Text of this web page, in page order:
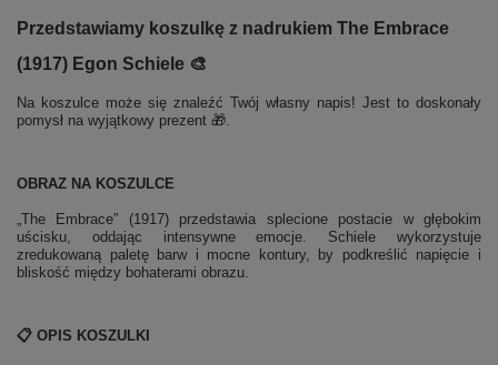
Przedstawiamy koszulkę z nadrukiem The Embrace
(1917) Egon Schiele 🎨
Na koszulce może się znaleźć Twój własny napis! Jest to doskonały
pomysł na wyjątkowy prezent 🎁.
OBRAZ NA KOSZULCE
„The Embrace” (1917) przedstawia splecione postacie w głębokim
uścisku, oddając intensywne emocje. Schiele wykorzystuje
zredukowaną paletę barw i mocne kontury, by podkreślić napięcie i
bliskość między bohaterami obrazu.
📋 OPIS KOSZULKI